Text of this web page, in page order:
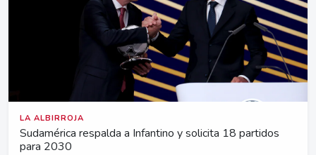
LA ALBIRROJA
Sudamérica respalda a Infantino y solicita 18 partidos
para 2030